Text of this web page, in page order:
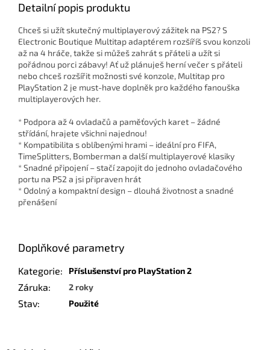
Detailní popis produktu
Chceš si užít skutečný multiplayerový zážitek na PS2? S
Electronic Boutique Multitap adaptérem rozšíříš svou konzoli
až na 4 hráče, takže si můžeš zahrát s přáteli a užít si
pořádnou porci zábavy! Ať už plánuješ herní večer s přáteli
nebo chceš rozšířit možnosti své konzole, Multitap pro
PlayStation 2 je must-have doplněk pro každého fanouška
multiplayerových her.
* Podpora až 4 ovladačů a paměťových karet – žádné
střídání, hrajete všichni najednou!
* Kompatibilita s oblíbenými hrami – ideální pro FIFA,
TimeSplitters, Bomberman a další multiplayerové klasiky
* Snadné připojení – stačí zapojit do jednoho ovladačového
portu na PS2 a jsi připraven hrát
* Odolný a kompaktní design – dlouhá životnost a snadné
přenášení
Doplňkové parametry
Kategorie: Příslušenství pro PlayStation 2
Záruka: 2 roky
Stav: Použité